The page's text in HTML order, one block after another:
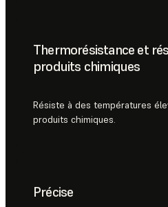
Thermorésistance et
produits chimiques
Résiste à des températures
produits chimiques.
Précise